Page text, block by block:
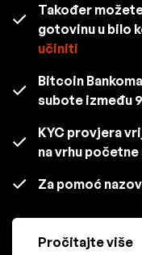
Također
gotovinu u bilo
učiniti
Bitcoin
subote između
KYC provjera
na vrhu
Za pomoć
Pročitajte više